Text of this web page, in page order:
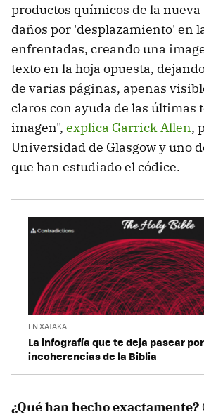
productos químicos de la
daños por 'desplazamiento' en
enfrentadas, creando una
texto en la hoja opuesta,
de varias páginas, apenas
claros con ayuda de las últimas
imagen", explica Garrick Allen,
Universidad de Glasgow y uno
que han estudiado el códice.
EN XATAKA
La infografía que te deja pasear
incoherencias de la Biblia
¿Qué han hecho exactamente?